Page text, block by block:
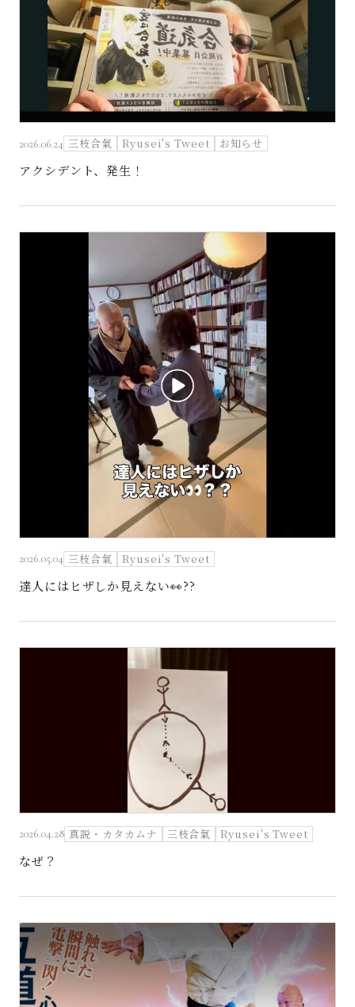
2026.06.24 三枝合氣 Ryusei's Tweet お知らせ
アクシデント、発生！
2026.05.04 三枝合氣 Ryusei's Tweet
達人にはヒザしか見えない👀??
2026.04.28 真説・カタカムナ 三枝合氣 Ryusei's Tweet
なぜ？